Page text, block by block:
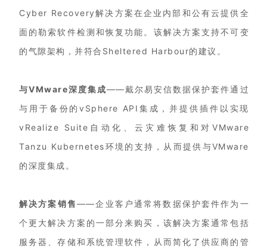
Cyber Recovery解决方案在企业内部和公有云提供全
面的勒索软件检测和恢复功能。该解决方案支持不可变
的气隙架构，并符合Sheltered Harbour的建议。
与VMware深度集成——戴尔易安信数据保护套件通过
与用于备份的vSphere API集成，并提供插件以实现
vRealize Suite自动化、云灾难恢复和对VMware
Tanzu Kubernetes环境的支持，从而提供与VMware
的深度集成。
解决方案销售——企业客户通常将数据保护套件作为一
个更大解决方案的一部分来购买，该解决方案通常包括
服务器、存储和系统管理软件，从而简化了供应商的管